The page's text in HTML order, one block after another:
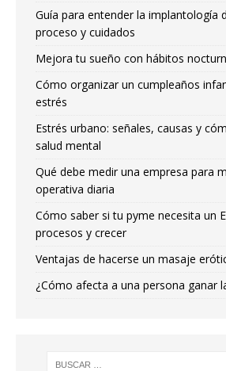
Guía para entender la implantología
proceso y cuidados
Mejora tu sueño con hábitos
Cómo organizar un cumpleaños
estrés
Estrés urbano: señales, causas y
salud mental
Qué debe medir una empresa para
operativa diaria
Cómo saber si tu pyme necesita un
procesos y crecer
Ventajas de hacerse un masaje
¿Cómo afecta a una persona ganar